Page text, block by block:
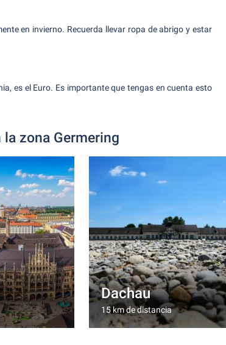
en invierno. Recuerda llevar ropa de abrigo y estar
es el Euro. Es importante que tengas en cuenta esto
zona Germering
Dachau
15 km de distancia